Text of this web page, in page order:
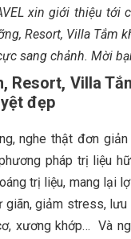
xin giới thiệu tới
Resort, Villa Tắm
sang chảnh. Mời
Resort, Villa
đẹp
nghe thật đơn
pháp trị liệu
trị liệu, mang lại
giảm stress, lưu
xương khớp… Và